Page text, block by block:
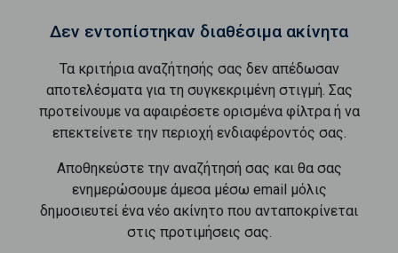
Δεν εντοπίστηκαν διαθέσιμα ακίνητα
Τα κριτήρια αναζήτησής σας δεν απέδωσαν
αποτελέσματα για τη συγκεκριμένη στιγμή. Σας
προτείνουμε να αφαιρέσετε ορισμένα φίλτρα ή να
επεκτείνετε την περιοχή ενδιαφέροντός σας.
Αποθηκεύστε την αναζήτησή σας και θα σας
ενημερώσουμε άμεσα μέσω email μόλις
δημοσιευτεί ένα νέο ακίνητο που ανταποκρίνεται
στις προτιμήσεις σας.